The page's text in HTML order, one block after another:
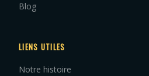
Blog
LIENS UTILES
Notre histoire